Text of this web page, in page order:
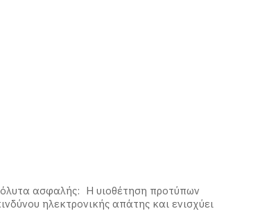
ασφαλής: Η υιοθέτηση προτύπων
ηλεκτρονικής απάτης και ενισχύει